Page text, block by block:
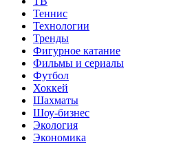
Теннис
Технологии
Тренды
Фигурное катание
Фильмы и сериалы
Футбол
Хоккей
Шахматы
Шоу-бизнес
Экология
Экономика